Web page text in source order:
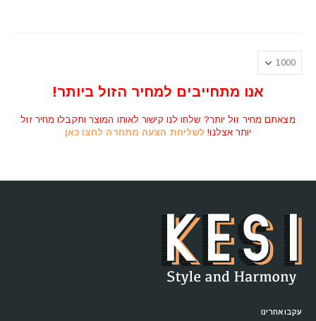
אנו מתחייבים למחיר הזול ביותר!
מצאתם מחיר זול יותר? שלחו לנו קישור לאותו המוצר ותקבלו מחיר זול
יותר אצלנו! לשליחת הצעה מתחרה לחצו כאן
עקבו אחרינו